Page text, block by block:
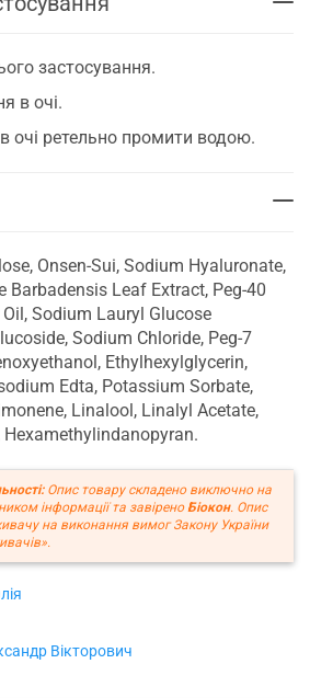
застосування.
в очі.
очі ретельно промити водою.
Onsen-Sui, Sodium Hyaluronate,
Barbadensis Leaf Extract, Peg-40
Sodium Lauryl Glucose
Sodium Chloride, Peg-7
Ethylhexylglycerin,
Edta, Potassium Sorbate,
Linalool, Linalyl Acetate,
Hexamethylindanopyran.
Опис товару складено виключно на
інформації та завірено Біокон. Опис
на виконання вимог Закону України
Вікторович